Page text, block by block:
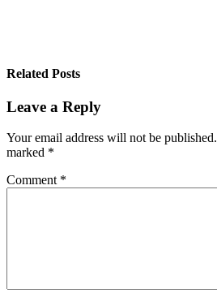
Related Posts
Leave a Reply
Your email address will not be published.
marked *
Comment *